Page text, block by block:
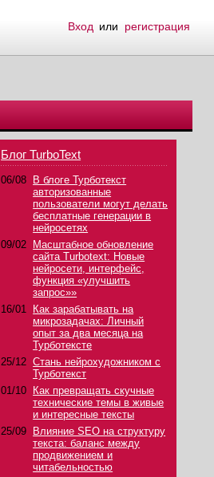
Вход или регистрация
Блог TurboText
06/08
В блоге Турботекст
авторизованные
пользователи могут делать
бесплатные генерации в
нейросетях
09/02
Масштабное обновление
сайта Turbotext: Новые
нейросети, интерфейс,
функция «улучшить
запрос»»
16/01
Как зарабатывать на
микрозадачах: Личный
опыт за два месяца на
Турботексте
25/12 Стань нейрохудожником с
Турботекст
01/10
Как превращать скучные
технические темы в живые
и интересные тексты
25/09
Влияние SEO на структуру
текста: баланс между
продвижением и
читабельностью